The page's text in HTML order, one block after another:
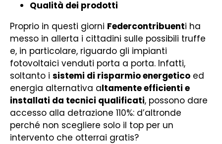
Qualità dei prodotti
Proprio in questi giorni Federcontribuenti ha
messo in allerta i cittadini sulle possibili truffe
e, in particolare, riguardo gli impianti
fotovoltaici venduti porta a porta. Infatti,
soltanto i sistemi di risparmio energetico ed
energia alternativa altamente efficienti e
installati da tecnici qualificati, possono dare
accesso alla detrazione 110%: d’altronde
perché non scegliere solo il top per un
intervento che otterrai gratis?